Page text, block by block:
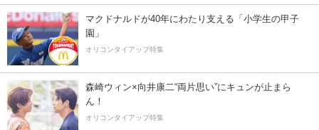
マクドナルドが40年にわたり支える「小学生の甲子
園」
オリコンタイアップ特集
森崎ウィン×向井康二“両片思い”にキュンが止まら
ん！
オリコンタイアップ特集